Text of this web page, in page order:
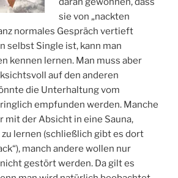
sie von „nackten
normales Gespräch vertieft
selbst Single ist, kann man
kennen lernen. Man muss aber
auf den anderen
die Unterhaltung vom
empfunden werden. Manche
mit der Absicht in eine Sauna,
lernen (schließlich gibt es dort
manch andere wollen nur
gestört werden. Da gilt es